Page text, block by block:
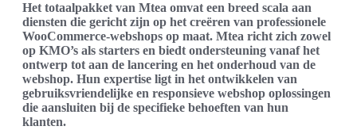
Het totaalpakket van Mtea omvat een breed scala aan
diensten die gericht zijn op het creëren van professionele
WooCommerce-webshops op maat. Mtea richt zich zowel
op KMO’s als starters en biedt ondersteuning vanaf het
ontwerp tot aan de lancering en het onderhoud van de
webshop. Hun expertise ligt in het ontwikkelen van
gebruiksvriendelijke en responsieve webshop oplossingen
die aansluiten bij de specifieke behoeften van hun
klanten.